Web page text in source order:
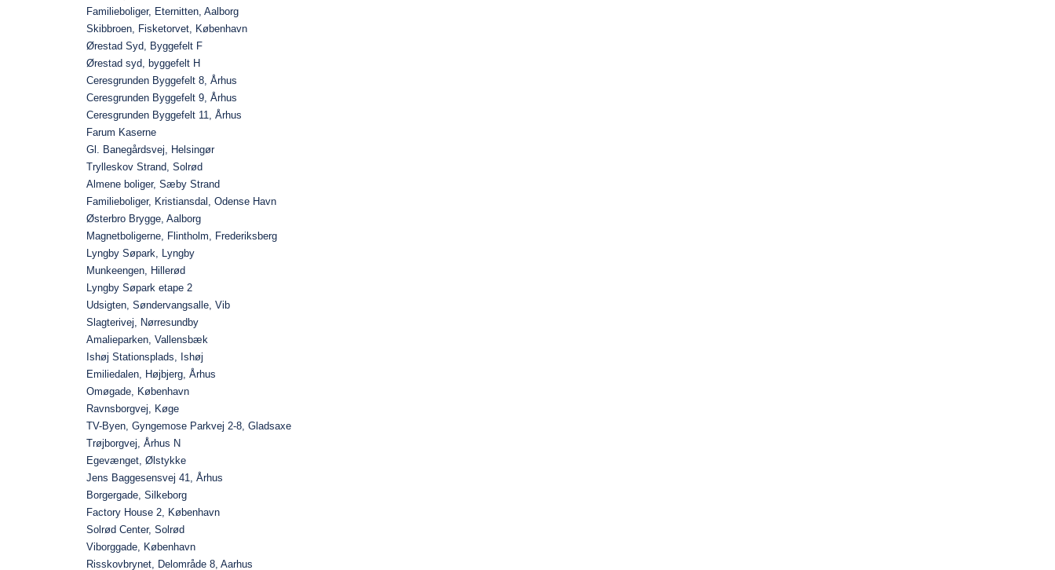
Familieboliger, Eternitten, Aalborg
Skibbroen, Fisketorvet, København
Ørestad Syd, Byggefelt F
Ørestad syd, byggefelt H
Ceresgrunden Byggefelt 8, Århus
Ceresgrunden Byggefelt 9, Århus
Ceresgrunden Byggefelt 11, Århus
Farum Kaserne
Gl. Banegårdsvej, Helsingør
Trylleskov Strand, Solrød
Almene boliger, Sæby Strand
Familieboliger, Kristiansdal, Odense Havn
Østerbro Brygge, Aalborg
Magnetboligerne, Flintholm, Frederiksberg
Lyngby Søpark, Lyngby
Munkeengen, Hillerød
Lyngby Søpark etape 2
Udsigten, Søndervangsalle, Vib
Slagterivej, Nørresundby
Amalieparken, Vallensbæk
Ishøj Stationsplads, Ishøj
Emiliedalen, Højbjerg, Århus
Omøgade, København
Ravnsborgvej, Køge
TV-Byen, Gyngemose Parkvej 2-8, Gladsaxe
Trøjborgvej, Århus N
Egevænget, Ølstykke
Jens Baggesensvej 41, Århus
Borgergade, Silkeborg
Factory House 2, København
Solrød Center, Solrød
Viborggade, København
Risskovbrynet, Delområde 8, Aarhus